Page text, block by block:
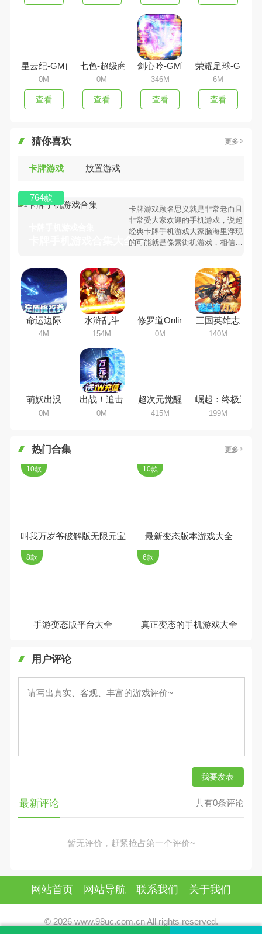
星云纪-GM自由充
0M
查看
七色-超级商城版
0M
查看
剑心吟-GM百万充值
346M
查看
荣耀足球-GM全
6M
查看
猜你喜欢 更多
卡牌游戏 放置游戏
卡牌手机游戏合集大全 >
卡牌游戏顾名思义就是非常老而且
非常受大家欢迎的手机游戏，说起
经典卡牌手机游戏大家脑海里浮现
的可能就是像素街机游戏，相信很
牌手机游戏有哪些呢？游戏今天，
98手游下载站小编芒果味的怪咖给
大家搜集整理了所以卡牌手机游戏
合集，欢迎大家前来选择下载体验
764款
命运边际
4M
水浒乱斗
154M
修罗道Online
0M
三国英雄志
140M
萌妖出没
0M
出战！追击！
0M
超次元觉醒
415M
崛起：终极王者
199M
热门合集 更多
叫我万岁爷破解版无限元宝
10款
最新变态版本游戏大全
10款
手游变态版平台大全
8款
真正变态的手机游戏大全
6款
用户评论
我要发表
最新评论 共有0条评论
暂无评价，赶紧抢占第一个评价~
网站首页 网站导航 联系我们 关于我们
© 2026 www.98uc.com.cn All rights reserved.